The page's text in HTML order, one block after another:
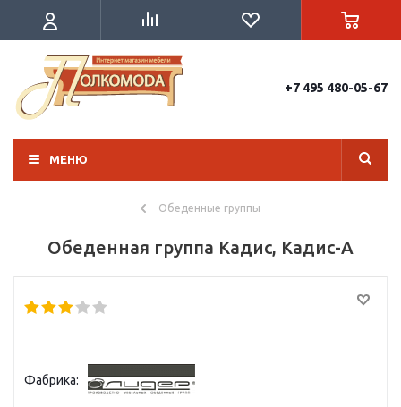
+7 495 480-05-67
МЕНЮ
Обеденные группы
Обеденная группа Кадис, Кадис-А
Фабрика: